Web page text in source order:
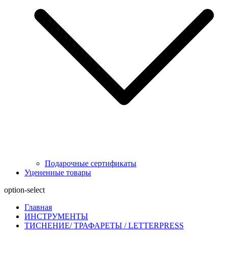
Подарочные сертификаты
Уцененные товары
option-select
Главная
ИНСТРУМЕНТЫ
ТИСНЕНИЕ/ ТРАФАРЕТЫ / LETTERPRESS